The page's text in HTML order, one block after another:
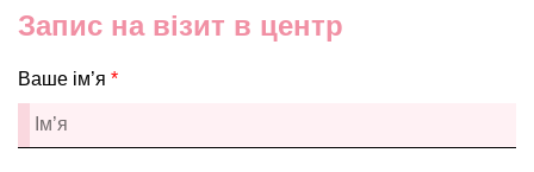
Запис на візит в центр
Ваше ім’я *